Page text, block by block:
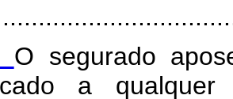
O segurado
a